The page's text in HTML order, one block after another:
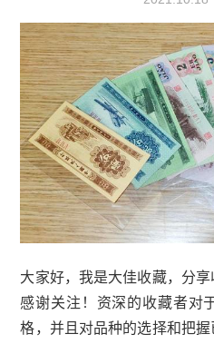
大家好，我是大佳收藏，分享
感谢关注！资深的收藏者对
格，并且对品种的选择和把